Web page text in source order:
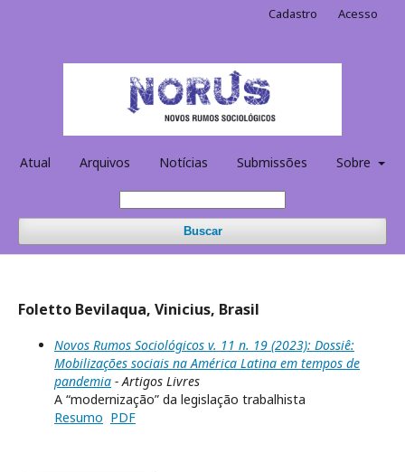
Atual Arquivos Notícias Submissões Sobre
Buscar
Cadastro Acesso
Foletto Bevilaqua, Vinicius, Brasil
Novos Rumos Sociológicos v. 11 n. 19 (2023): Dossiê:
Mobilizações sociais na América Latina em tempos de
pandemia - Artigos Livres
A “modernização” da legislação trabalhista
Resumo PDF